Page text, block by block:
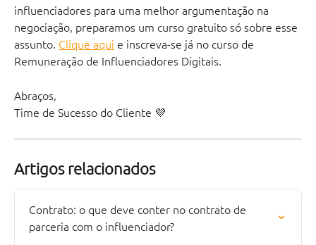
influenciadores para uma melhor argumentação na
negociação, preparamos um curso gratuito só sobre esse
assunto. Clique aqui e inscreva-se já no curso de
Remuneração de Influenciadores Digitais.
Abraços,
Time de Sucesso do Cliente 💜
Artigos relacionados
Contrato: o que deve conter no contrato de
parceria com o influenciador?